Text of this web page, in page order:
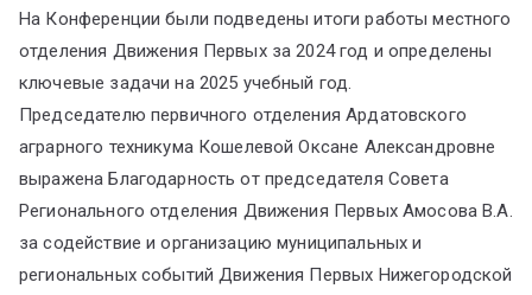
На Конференции были подведены итоги работы местного
отделения Движения Первых за 2024 год и определены
ключевые задачи на 2025 учебный год.
Председателю первичного отделения Ардатовского
аграрного техникума Кошелевой Оксане Александровне
выражена Благодарность от председателя Совета
Регионального отделения Движения Первых Амосова В.А.
за содействие и организацию муниципальных и
региональных событий Движения Первых Нижегородской